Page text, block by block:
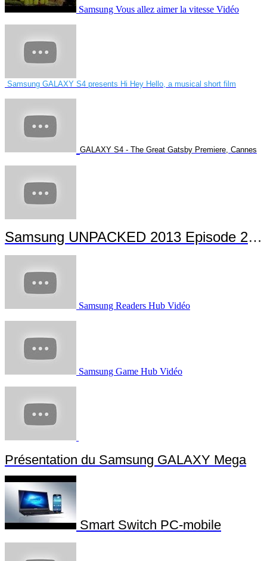
Samsung Vous allez aimer la vitesse Vidéo
Samsung GALAXY S4 presents Hi Hey Hello, a musical short film
GALAXY S4 - The Great Gatsby Premiere, Cannes
Samsung UNPACKED 2013 Episode 2 Highlights
Samsung Readers Hub Vidéo
Samsung Game Hub Vidéo
Présentation du Samsung GALAXY Mega
Smart Switch PC-mobile